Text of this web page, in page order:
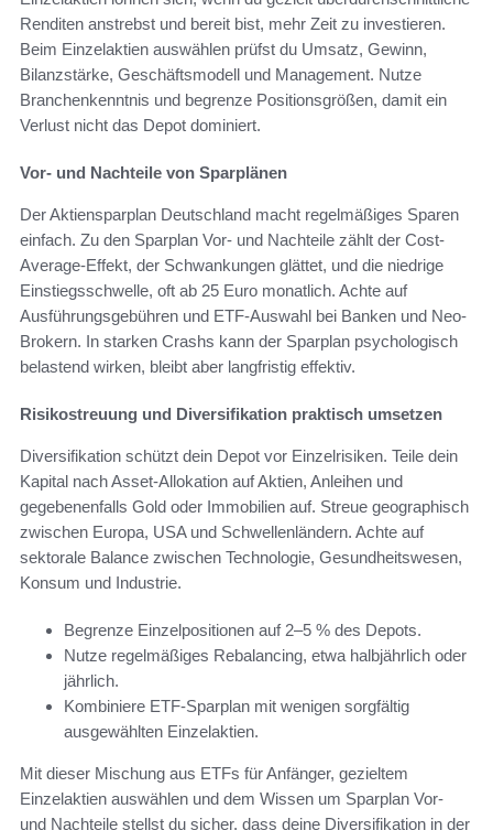
Renditen anstrebst und bereit bist, mehr Zeit zu investieren.
Beim Einzelaktien auswählen prüfst du Umsatz, Gewinn,
Bilanzstärke, Geschäftsmodell und Management. Nutze
Branchenkenntnis und begrenze Positionsgrößen, damit ein
Verlust nicht das Depot dominiert.
Vor- und Nachteile von Sparplänen
Der Aktiensparplan Deutschland macht regelmäßiges Sparen
einfach. Zu den Sparplan Vor- und Nachteile zählt der Cost-
Average-Effekt, der Schwankungen glättet, und die niedrige
Einstiegsschwelle, oft ab 25 Euro monatlich. Achte auf
Ausführungsgebühren und ETF-Auswahl bei Banken und Neo-
Brokern. In starken Crashs kann der Sparplan psychologisch
belastend wirken, bleibt aber langfristig effektiv.
Risikostreuung und Diversifikation praktisch umsetzen
Diversifikation schützt dein Depot vor Einzelrisiken. Teile dein
Kapital nach Asset-Allokation auf Aktien, Anleihen und
gegebenenfalls Gold oder Immobilien auf. Streue geographisch
zwischen Europa, USA und Schwellenländern. Achte auf
sektorale Balance zwischen Technologie, Gesundheitswesen,
Konsum und Industrie.
Begrenze Einzelpositionen auf 2–5 % des Depots.
Nutze regelmäßiges Rebalancing, etwa halbjährlich oder
jährlich.
Kombiniere ETF-Sparplan mit wenigen sorgfältig
ausgewählten Einzelaktien.
Mit dieser Mischung aus ETFs für Anfänger, gezieltem
Einzelaktien auswählen und dem Wissen um Sparplan Vor-
und Nachteile stellst du sicher, dass deine Diversifikation in der